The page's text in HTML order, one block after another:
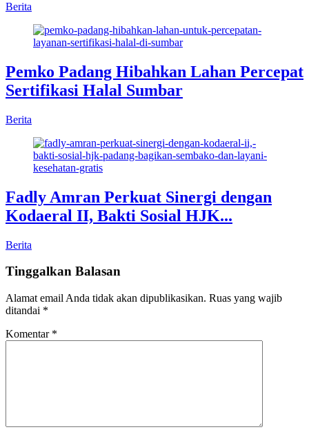
Berita
Pemko Padang Hibahkan Lahan Percepat
Sertifikasi Halal Sumbar
Berita
Fadly Amran Perkuat Sinergi dengan
Kodaeral II, Bakti Sosial HJK...
Berita
Tinggalkan Balasan
Alamat email Anda tidak akan dipublikasikan. Ruas yang wajib
ditandai *
Komentar *